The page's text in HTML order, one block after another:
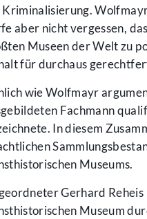
aber nicht vergessen,
Museen der Welt zu
für durchaus
wie Wolfmayr
Fachmann
In diesem
Museums.
Gerhard Reheis
Museum